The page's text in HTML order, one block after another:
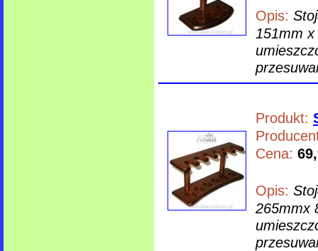
Opis:
151mm
Produkt:
Cena:
Opis:
265mmx